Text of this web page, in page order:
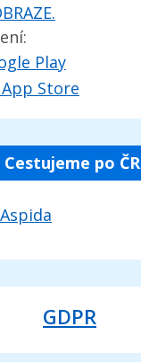
Cestujeme po ČR
GDPR